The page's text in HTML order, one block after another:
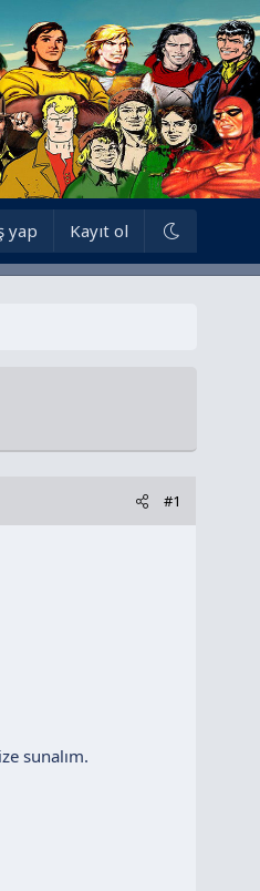
yap Kayıt ol
#1
sunalım.